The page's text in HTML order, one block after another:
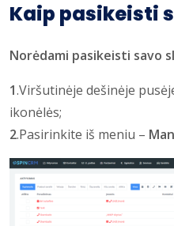
Kaip pasikeisti
Norėdami pasikeisti savo
1.Viršutinėje dešinėje
ikonėlės;
2.Pasirinkite iš meniu –